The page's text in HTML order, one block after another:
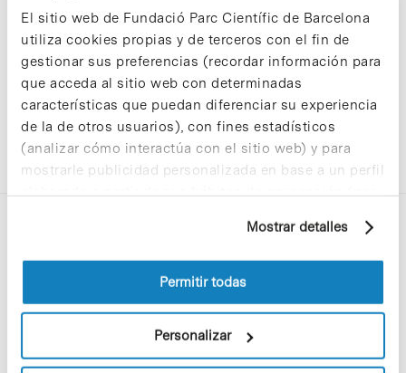
El sitio web de Fundació Parc Científic de Barcelona
utiliza cookies propias y de terceros con el fin de
gestionar sus preferencias (recordar información para
que acceda al sitio web con determinadas
características que puedan diferenciar su experiencia
de la de otros usuarios), con fines estadísticos
(analizar cómo interactúa con el sitio web) y para
mostrarle publicidad personalizada en base a un perfil
elaborado a partir de sus hábitos de navegación (por
información sobre las cookies puede consultar
la Política de cookies del sitio web.
Mostrar detalles
Permitir todas
Personalizar
Please try again with different keywords.
C/Baldiri Reixac, 4-12 i 15
T. 934 02 90 60